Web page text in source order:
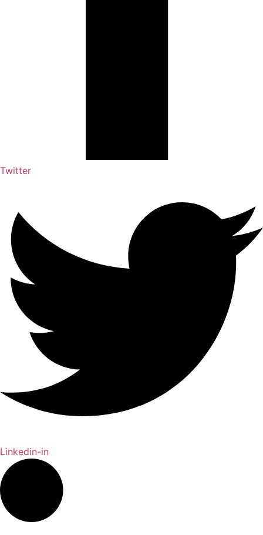
Twitter
Linkedin-in